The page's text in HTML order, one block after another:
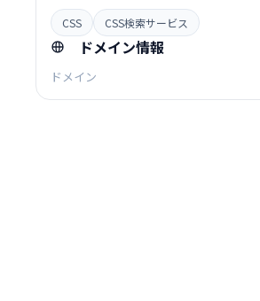
CSS CSS検索サービス
ドメイン情報
ドメイン